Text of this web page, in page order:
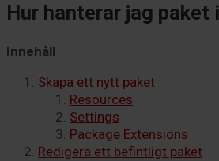
Hur hanterar jag paket
Innehåll
Skapa ett nytt paket
Resources
Settings
Package Extensions
Redigera ett befintligt paket